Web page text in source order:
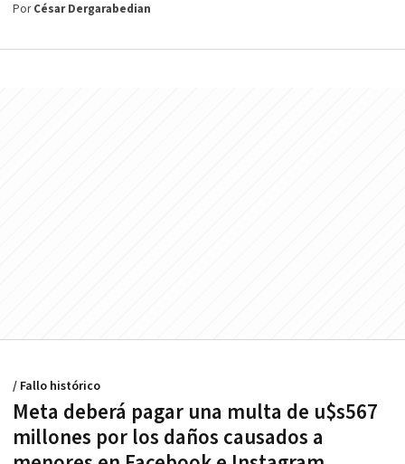
PorCésar Dergarabedian
Meta deberá pagar una multa de u$s567
millones por los daños causados a
/ Fallo histórico